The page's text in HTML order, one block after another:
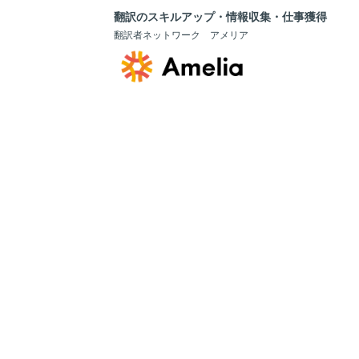
翻訳のスキルアップ・情報収集・仕事獲得
翻訳者ネットワーク アメリア